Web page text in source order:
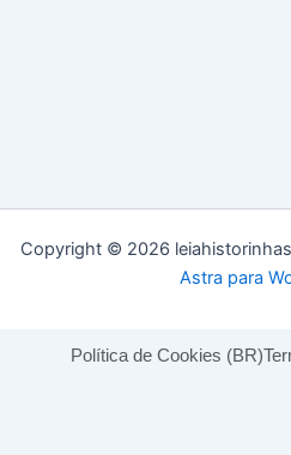
Copyright © 2026
Astra para
Política de Cookies (BR)